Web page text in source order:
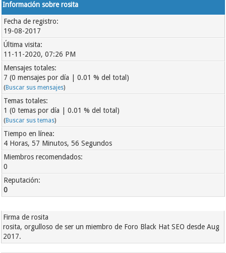
Información sobre rosita
Fecha de registro:
19-08-2017
Última visita:
11-11-2020, 07:26 PM
Mensajes totales:
7 (0 mensajes por día | 0.01 % del total)
(Buscar sus mensajes)
Temas totales:
1 (0 temas por día | 0.01 % del total)
(Buscar sus temas)
Tiempo en línea:
4 Horas, 57 Minutos, 56 Segundos
Miembros recomendados:
0
Reputación:
0
Firma de rosita
rosita, orgulloso de ser un miembro de Foro Black Hat SEO desde Aug
2017.